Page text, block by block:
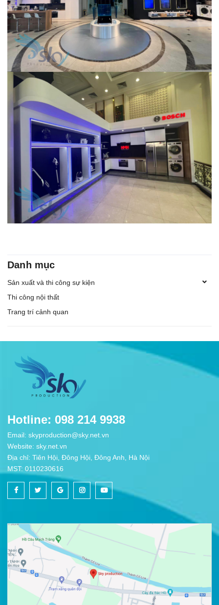
Danh mục
Sản xuất và thi công sự kiện
Thi công nội thất
Trang trí cảnh quan
Hotline: 098 214 9938
Email: skyproduction@sky.net.vn
Website: sky.net.vn
Địa chỉ: Tiên Hội, Đông Hội, Đông Anh, Hà Nội
MST: 0110230616